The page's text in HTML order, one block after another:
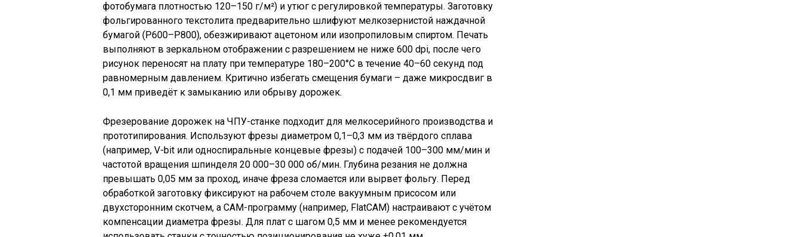
фотобумага плотностью 120–150 г/м²) и утюг с регулировкой температуры. Заготовку
фольгированного текстолита предварительно шлифуют мелкозернистой наждачной
бумагой (P600–P800), обезжиривают ацетоном или изопропиловым спиртом. Печать
выполняют в зеркальном отображении с разрешением не ниже 600 dpi, после чего
рисунок переносят на плату при температуре 180–200°C в течение 40–60 секунд под
равномерным давлением. Критично избегать смещения бумаги – даже микросдвиг в
0,1 мм приведёт к замыканию или обрыву дорожек.
Фрезерование дорожек на ЧПУ-станке подходит для мелкосерийного производства и
прототипирования. Используют фрезы диаметром 0,1–0,3 мм из твёрдого сплава
(например, V-bit или односпиральные концевые фрезы) с подачей 100–300 мм/мин и
частотой вращения шпинделя 20 000–30 000 об/мин. Глубина резания не должна
превышать 0,05 мм за проход, иначе фреза сломается или вырвет фольгу. Перед
обработкой заготовку фиксируют на рабочем столе вакуумным присосом или
двухсторонним скотчем, а CAM-программу (например, FlatCAM) настраивают с учётом
компенсации диаметра фрезы. Для плат с шагом 0,5 мм и менее рекомендуется